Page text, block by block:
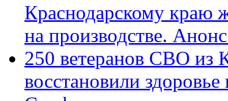
Краснодарскому краю
на производстве.
250 ветеранов СВО из
восстановили